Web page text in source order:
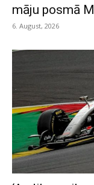
māju posmā
6. August, 2026